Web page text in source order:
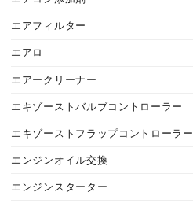
エアフィルター
エアロ
エアークリーナー
エキゾーストバルブコントローラー
エキゾーストフラップコントローラー
エンジンオイル交換
エンジンスターター